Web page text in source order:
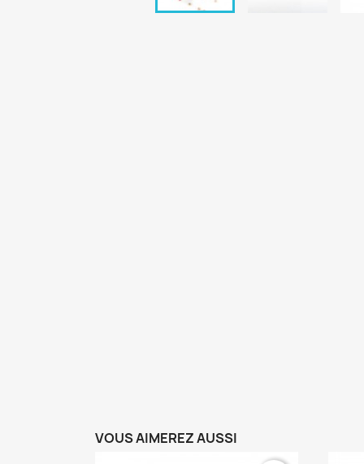
VOUS AIMEREZ AUSSI